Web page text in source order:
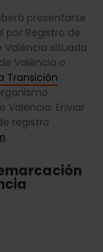
presentarse
Registro de
València situada
València o
Transición
Enviar
registro
.